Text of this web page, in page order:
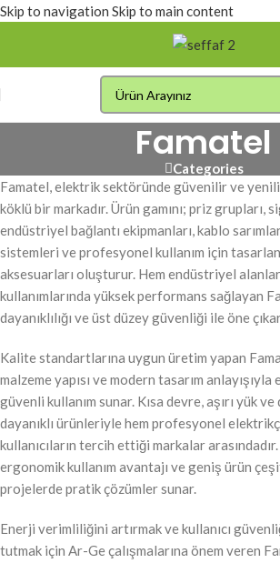
Skip to navigation Skip to main content
Famatel
Categories
Famatel, elektrik sektöründe güvenilir ve
köklü bir markadır. Ürün gamını; priz grupları,
endüstriyel bağlantı ekipmanları, kablo
sistemleri ve profesyonel kullanım için
aksesuarları oluşturur. Hem endüstriyel
kullanımlarında yüksek performans sağlayan
dayanıklılığı ve üst düzey güvenliği ile öne
Kalite standartlarına uygun üretim yapan
malzeme yapısı ve modern tasarım
güvenli kullanım sunar. Kısa devre, aşırı yük
dayanıklı ürünleriyle hem profesyonel
kullanıcıların tercih ettiği markalar
ergonomik kullanım avantajı ve geniş ürün
projelerde pratik çözümler sunar.
Enerji verimliliğini artırmak ve kullanıcı
tutmak için Ar-Ge çalışmalarına önem veren